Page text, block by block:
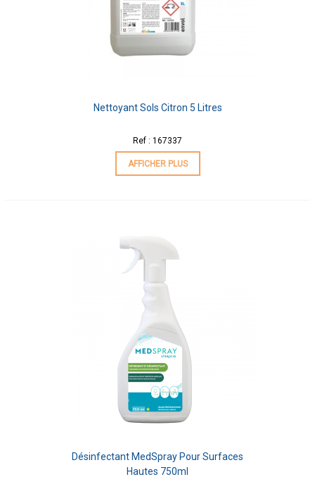
Nettoyant Sols Citron 5 Litres
Ref : 167337
AFFICHER PLUS
Désinfectant MedSpray Pour Surfaces
Hautes 750ml